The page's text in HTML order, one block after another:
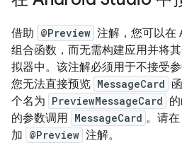
借助 @Preview 注解，您可以在
组合函数，而无需构建应用并将
拟器中。该注解必须用于不接受
您无法直接预览 MessageCard
个名为 PreviewMessageCard
的参数调用 MessageCard 。请在
加 @Preview 注解。